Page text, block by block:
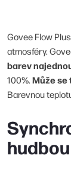
Govee Flow
atmosféry.
barev
100%. Může se
Barevnou
hudbou